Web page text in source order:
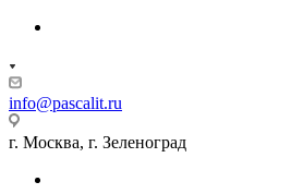
info@pascalit.ru
г. Москва, г. Зеленоград